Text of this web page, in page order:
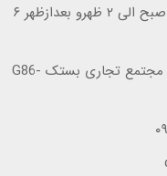
زمانی کاری: شنبه تا پنچ شنبه ساعت ۹ صبح الی ۲ ظهرو بعدازظهر ۶
آدرس: استان هرمزگان شهرستان بستک مجتمع تجاری بستک G86-